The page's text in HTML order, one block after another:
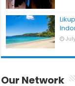
Our Network